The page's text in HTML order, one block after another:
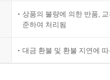
상품의 불량에 의한 반품,
준하여 처리됨
대금 환불 및 환불 지연에